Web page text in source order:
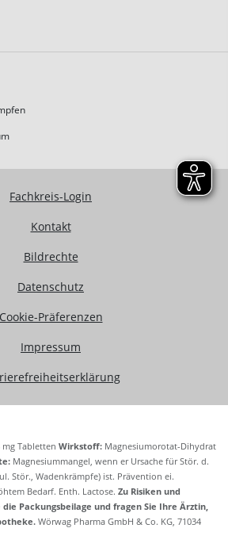
Fachkreis-Login
Kontakt
Bildrechte
Datenschutz
Cookie-Präferenzen
Impressum
mg Tabletten Wirkstoff: Magnesiumorotat-Dihydrat
Magnesiummangel, wenn er Ursache für Stör. d.
Stör., Wadenkrämpfe) ist. Prävention ei.
Bedarf. Enth. Lactose. Zu Risiken und
die Packungsbeilage und fragen Sie Ihre Ärztin,
Wörwag Pharma GmbH & Co. KG, 71034